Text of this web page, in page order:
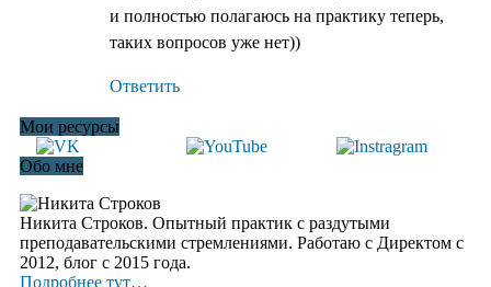
и полностью полагаюсь на практику теперь,
таких вопросов уже нет))
Ответить
Мои ресурсы
Обо мне
Никита Строков. Опытный практик с раздутыми
преподавательскими стремлениями. Работаю с Директом с
2012, блог c 2015 года.
Подробнее тут…